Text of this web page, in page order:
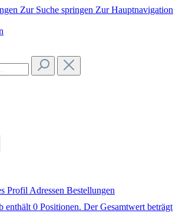
Zur Suche springen Zur Hauptnavigation
Profil Adressen Bestellungen
enthält 0 Positionen. Der Gesamtwert beträgt